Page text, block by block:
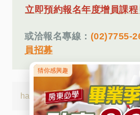
立即預約報名年度增員課程
或洽報名專線： (02)7755-
員招募
hashtags: #學長姐真實回饋